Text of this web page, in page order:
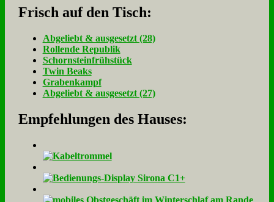
Frisch auf den Tisch:
Ab­ge­liebt & aus­ge­setzt (28)
Rol­len­de Re­pu­blik
Schorn­stein­früh­stück
Twin Beaks
Gra­ben­kampf
Ab­ge­liebt & aus­ge­setzt (27)
Empfehlungen des Hauses: